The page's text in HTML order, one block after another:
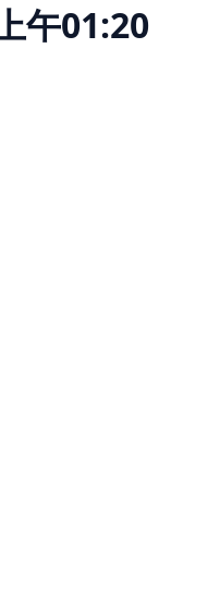
午01:20